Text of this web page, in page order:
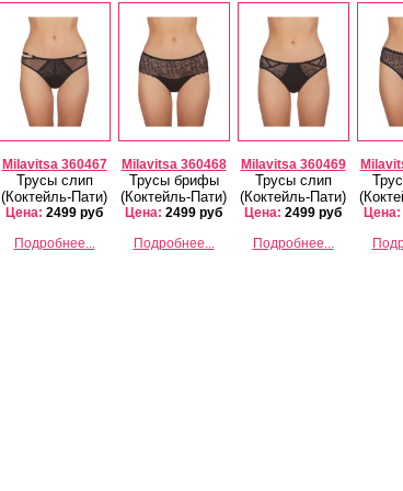
Milavitsa 360467
Трусы слип
(Коктейль-Пати)
Цена: 2499 руб
Подробнее...
Milavitsa 360468
Трусы брифы
(Коктейль-Пати)
Цена: 2499 руб
Подробнее...
Milavitsa 360469
Трусы слип
(Коктейль-Пати)
Цена: 2499 руб
Подробнее...
Цена:
Milavitsa 821/26819
Комплект
Старая цена 3500
Цена:2000 руб
Подробнее...
Milavitsa 12233/26232
Комплект
Старая цена 3000
Цена: 1600 руб
Подробнее...